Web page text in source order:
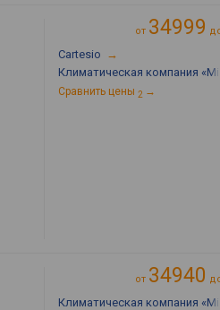
от 34999
Cartesio →
Климатическая компания
Сравнить цены 2 →
от 34940
Климатическая компания